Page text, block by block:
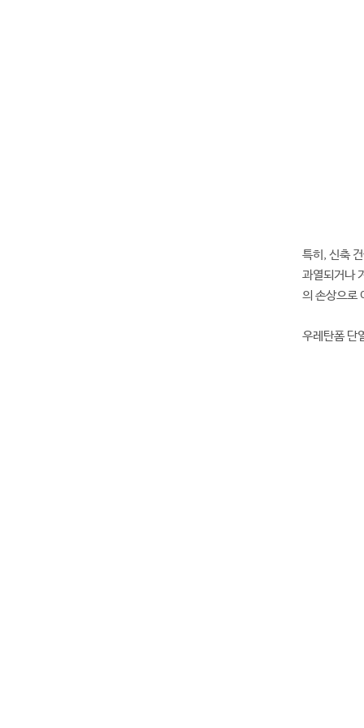
특히, 신축
과열되거나
의 손상으로
우레탄폼 단